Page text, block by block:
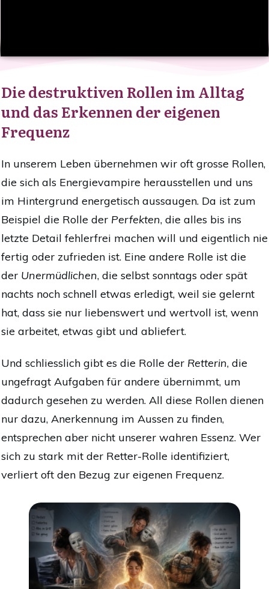
Die destruktiven Rollen im Alltag
und das Erkennen der eigenen
Frequenz
In unserem Leben übernehmen wir oft grosse Rollen,
die sich als Energievampire herausstellen und uns
im Hintergrund energetisch aussaugen. Da ist zum
Beispiel die Rolle der Perfekten, die alles bis ins
letzte Detail fehlerfrei machen will und eigentlich nie
fertig oder zufrieden ist. Eine andere Rolle ist die
der Unermüdlichen, die selbst sonntags oder spät
nachts noch schnell etwas erledigt, weil sie gelernt
hat, dass sie nur liebenswert und wertvoll ist, wenn
sie arbeitet, etwas gibt und abliefert.
Und schliesslich gibt es die Rolle der Retterin, die
ungefragt Aufgaben für andere übernimmt, um
dadurch gesehen zu werden. All diese Rollen dienen
nur dazu, Anerkennung im Aussen zu finden,
entsprechen aber nicht unserer wahren Essenz. Wer
sich zu stark mit der Retter-Rolle identifiziert,
verliert oft den Bezug zur eigenen Frequenz.